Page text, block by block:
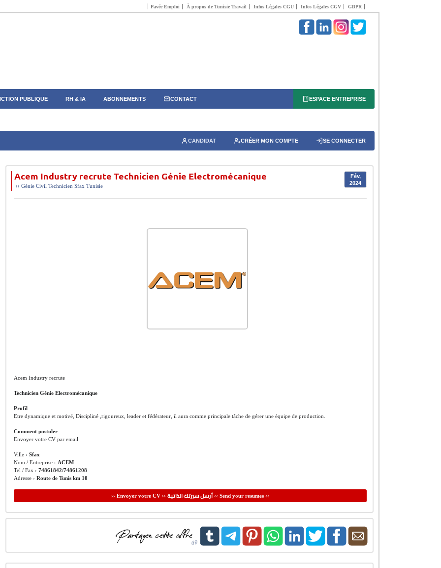
Pavée Emploi À propos de Tunisie Travail Infos Légales CGU Infos Légales CGV GDPR
PUBLIQUE RH & IA ABONNEMENTS CONTACT ESPACE ENTREPRISE
CANDIDAT CRÉER MON COMPTE SE CONNECTER
Acem Industry recrute Technicien Génie Electromécanique
Fév,
2024
›› Génie Civil Technicien Sfax Tunisie
Acem Industry recrute
Technicien Génie Electromécanique
Profil
Etre dynamique et motivé, Discipliné ,rigoureux, leader et fédérateur, il aura comme principale tâche de gérer une équipe de production.
Comment postuler
Envoyer votre CV par email
Ville › Sfax
Nom / Entreprise › ACEM
Tel / Fax › 74861842/74861208
Adresse › Route de Tunis km 10
›› Envoyer votre CV ›› أرسل سيرتك الذاتية‹‹ Send your resumes ‹‹